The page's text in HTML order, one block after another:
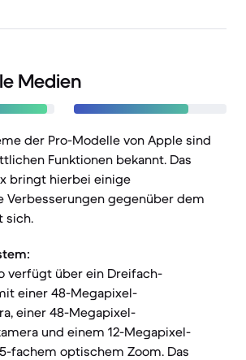
Medien
der Pro-Modelle von Apple sind
Funktionen bekannt. Das
bringt hierbei einige
Verbesserungen gegenüber dem
sich.
verfügt über ein Dreifach-
einer 48-Megapixel-
einer 48-Megapixel-
und einem 12-Megapixel-
fachem optischem Zoom. Das